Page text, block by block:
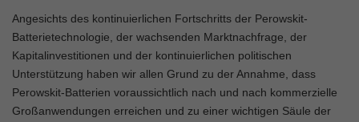
Angesichts des kontinuierlichen Fortschritts der Perowskit-
Batterietechnologie, der wachsenden Marktnachfrage, der
Kapitalinvestitionen und der kontinuierlichen politischen
Unterstützung haben wir allen Grund zu der Annahme, dass
Perowskit-Batterien voraussichtlich nach und nach kommerzielle
Großanwendungen erreichen und zu einer wichtigen Säule der